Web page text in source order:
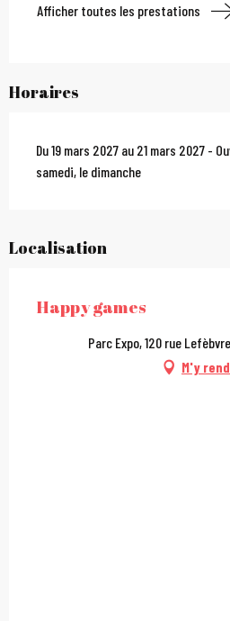
Afficher toutes les prestations
Horaires
Du 19 mars 2027 au 21 mars 2027 -
samedi, le dimanche
Localisation
Happy games
Parc Expo, 120 rue
M'y